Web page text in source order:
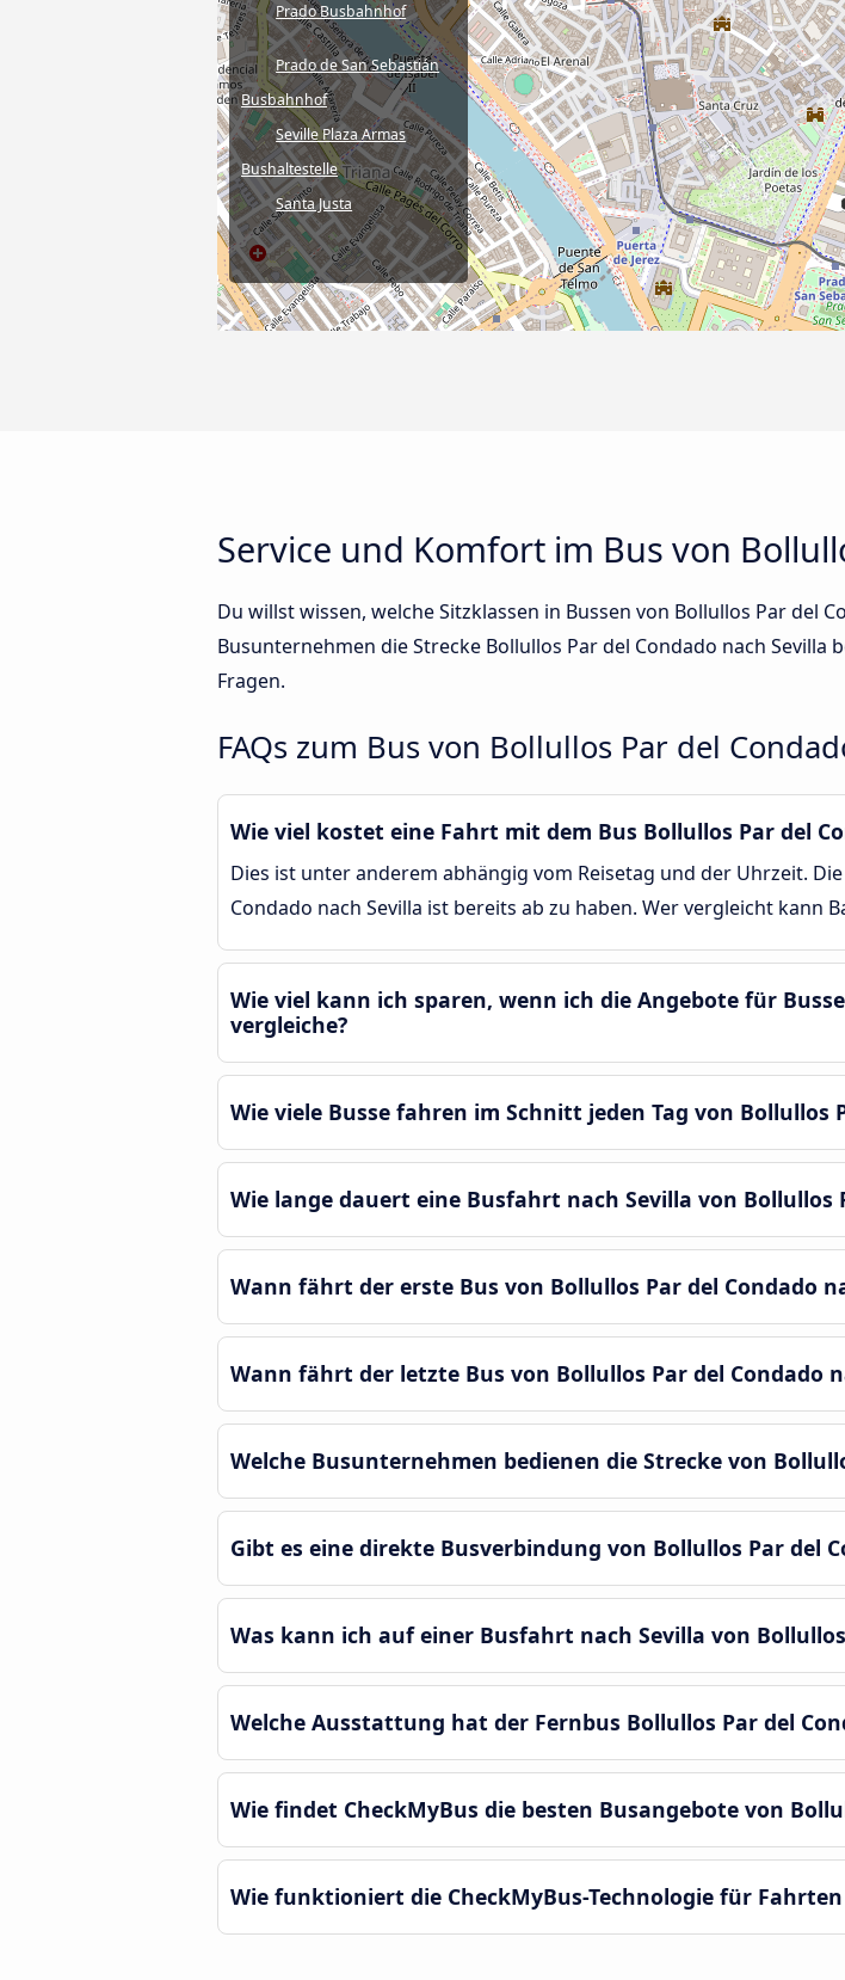
Prado Busbahnhof
Prado de San Sebastián
Busbahnhof
Seville Plaza Armas
Bushaltestelle
Santa Justa
Service und Komfort im Bus von
Du willst wissen, welche Sitzklassen in Bussen von Bollullos Par del
Busunternehmen die Strecke Bollullos Par del Condado nach
Fragen.
FAQs zum Bus von Bollullos Par del
Wie viel kostet eine Fahrt mit dem Bus Bollullos Par del
Dies ist unter anderem abhängig vom Reisetag und der Uhrzeit.
Condado nach Sevilla ist bereits ab zu haben. Wer vergleicht kann
Wie viel kann ich sparen, wenn ich die Angebote für
vergleiche?
Wie viele Busse fahren im Schnitt jeden Tag von Bollullos
Wie lange dauert eine Busfahrt nach Sevilla von Bollullos
Wann fährt der erste Bus von Bollullos Par del Condado
Wann fährt der letzte Bus von Bollullos Par del Condado
Welche Busunternehmen bedienen die Strecke von
Gibt es eine direkte Busverbindung von Bollullos Par del
Was kann ich auf einer Busfahrt nach Sevilla von
Welche Ausstattung hat der Fernbus Bollullos Par del
Wie findet CheckMyBus die besten Busangebote von
Wie funktioniert die CheckMyBus-Technologie für